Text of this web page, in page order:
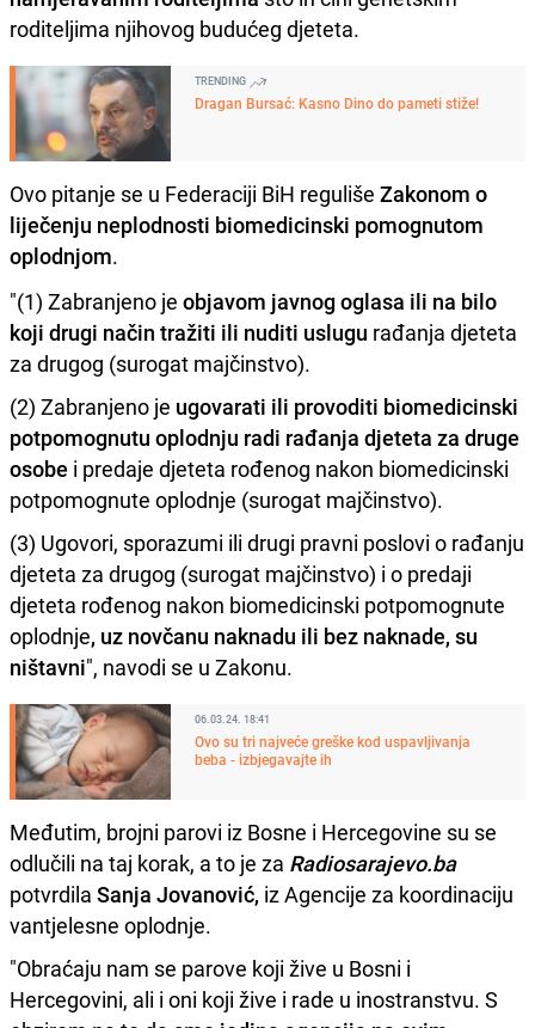
roditeljima njihovog budućeg djeteta.
TRENDING
Dragan Bursać: Kasno Dino do pameti stiže!
Ovo pitanje se u Federaciji BiH reguliše Zakonom o
liječenju neplodnosti biomedicinski pomognutom
oplodnjom.
"(1) Zabranjeno je objavom javnog oglasa ili na bilo
koji drugi način tražiti ili nuditi uslugu rađanja djeteta
za drugog (surogat majčinstvo).
(2) Zabranjeno je ugovarati ili provoditi biomedicinski
potpomognutu oplodnju radi rađanja djeteta za druge
osobe i predaje djeteta rođenog nakon biomedicinski
potpomognute oplodnje (surogat majčinstvo).
(3) Ugovori, sporazumi ili drugi pravni poslovi o rađanju
djeteta za drugog (surogat majčinstvo) i o predaji
djeteta rođenog nakon biomedicinski potpomognute
oplodnje, uz novčanu naknadu ili bez naknade, su
ništavni", navodi se u Zakonu.
06.03.24. 18:41
Ovo su tri najveće greške kod uspavljivanja
beba - izbjegavajte ih
Međutim, brojni parovi iz Bosne i Hercegovine su se
odlučili na taj korak, a to je za Radiosarajevo.ba
potvrdila Sanja Jovanović, iz Agencije za koordinaciju
vantjelesne oplodnje.
"Obraćaju nam se parove koji žive u Bosni i
Hercegovini, ali i oni koji žive i rade u inostranstvu. S